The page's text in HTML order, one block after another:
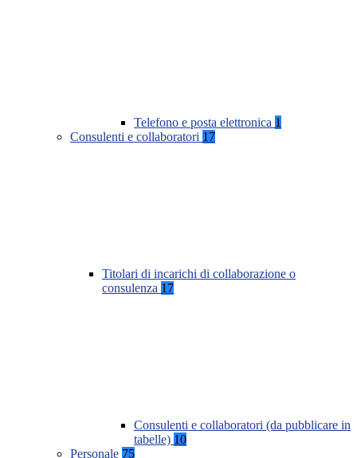
Telefono e posta elettronica 1
Consulenti e collaboratori 17
Titolari di incarichi di collaborazione o
consulenza 17
Consulenti e collaboratori (da pubblicare in
tabelle) 10
Personale 75